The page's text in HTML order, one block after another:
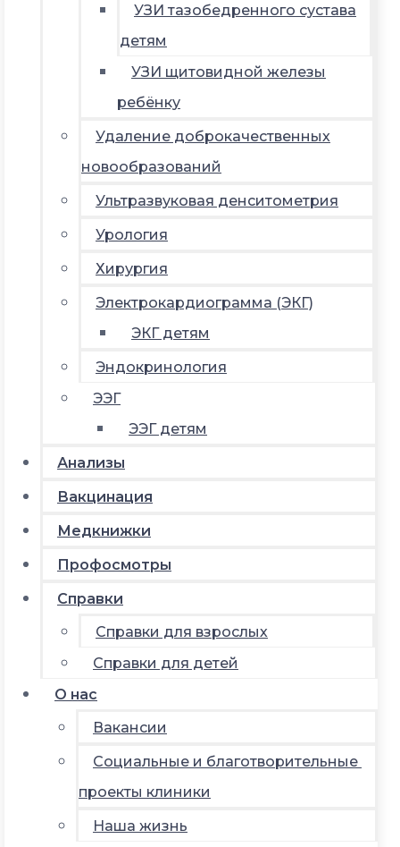
УЗИ тазобедренного сустава
детям
УЗИ щитовидной железы
ребёнку
Удаление доброкачественных
новообразований
Ультразвуковая денситометрия
Урология
Хирургия
Электрокардиограмма (ЭКГ)
ЭКГ детям
Эндокринология
ЭЭГ
ЭЭГ детям
Анализы
Вакцинация
Медкнижки
Профосмотры
Справки
Справки для взрослых
Справки для детей
О нас
Вакансии
Социальные и благотворительные
проекты клиники
Наша жизнь